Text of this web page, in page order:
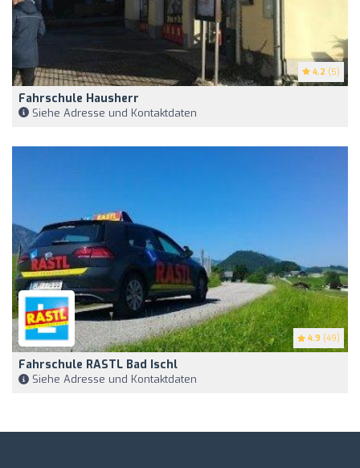
4.2 (5)
Fahrschule Hausherr
Siehe Adresse und Kontaktdaten
4.9 (49)
Fahrschule RASTL Bad Ischl
Siehe Adresse und Kontaktdaten